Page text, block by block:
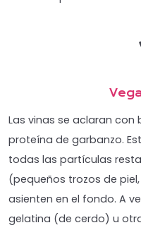
Las vinas se aclaran
proteína de garbanzo.
todas las partículas
(pequeños trozos de
asienten en el fondo. A
gelatina (de cerdo) u